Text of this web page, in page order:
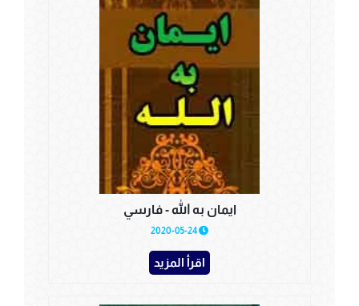
ايمان به الله - فارسي
2020-05-24
اقرأ المزيد